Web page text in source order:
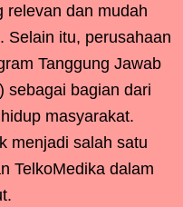
relevan dan mudah
Selain itu, perusahaan
Tanggung Jawab
sebagai bagian dari
masyarakat.
menjadi salah satu
TelkoMedika dalam